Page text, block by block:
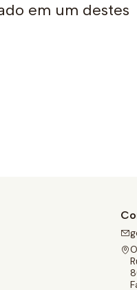
em um destes